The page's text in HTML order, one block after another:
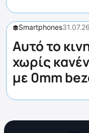
Smartphones31.07.26
Αυτό το
χωρίς
με 0mm